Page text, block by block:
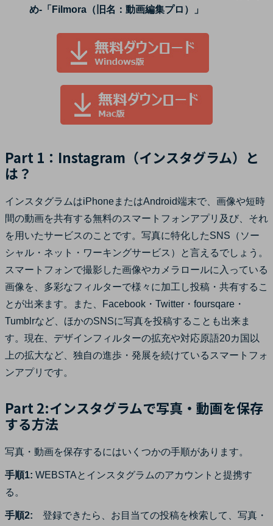
め-「Filmora（旧名：動画編集プロ）」
Part 1：Instagram（インスタグラム）と
は？
インスタグラムはiPhoneまたはAndroid端末で、画像や短時
間の動画を共有する無料のスマートフォンアプリ及び、それ
を用いたサービスのことです。写真に特化したSNS（ソー
シャル・ネット・ワーキングサービス）と言えるでしょう。
スマートフォンで撮影した画像やカメラロールに入っている
画像を、多彩なフィルターで様々に加工し投稿・共有するこ
とが出来ます。また、Facebook・Twitter・foursqare・
Tumblrなど、ほかのSNSに写真を投稿することも出来ま
す。現在、デザインフィルターの拡充や対応原語20カ国以
上の拡大など、独自の進歩・発展を続けているスマートフォ
ンアプリです。
Part 2:インスタグラムで写真・動画を保存
する方法
写真・動画を保存するにはいくつかの手順があります。
手順1: WEBSTAとインスタグラムのアカウントと提携す
る。
手順2: 登録できたら、お目当ての投稿を検索して、写真・